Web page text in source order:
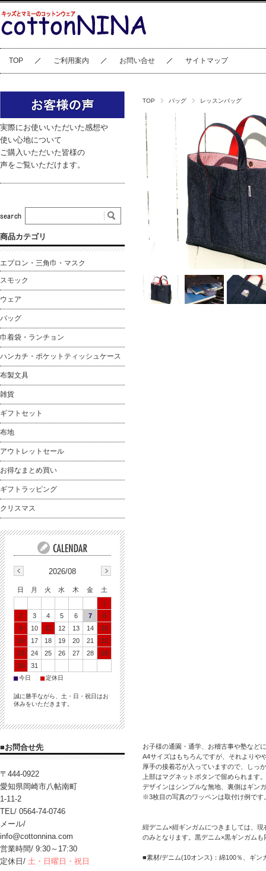
TOP ご利用案内 お問い合せ サイトマップ
TOP バッグ レッスンバッグ
お子様の通園・通学、お稽古事や塾など
A4サイズはもちろんですが、それよりや
厚手の接着芯が入っていますので、しっ
上部はマグネットボタンで留められます。
デザインはシンプルな無地、裏側はギン
※3枚目の写真のワッペンは取付け例で
紺デニム×紺ギンガムにつきましては、
のみとなります。黒デニム×黒ギンガムも
■素材/デニム(10オンス)：綿100％、ギン
実際にお使いいただいた感想や
使い心地について
ご購入いただいた皆様の
声をご覧いただけます。
商品カテゴリ
エプロン・三角巾・マスク
スモック
ウェア
バッグ
巾着袋・ランチョン
ハンカチ・ポケットティッシュケース
布製文具
雑貨
ギフトセット
布地
アウトレットセール
お得なまとめ買い
ギフトラッピング
クリスマス
2026/08
日 月 火 水 木 金
土
1
2
3 4 5 6 7
8
9
10 11 12 13 14
15
16
17 18 19 20 21
22
23
24 25 26 27 28
29
30
31
■今日 ■定休日
誠に勝手ながら、土・日・祝日はお
休みをいただきます。
■お問合せ先
〒444-0922
愛知県岡崎市八帖南町
1-11-2
TEL/ 0564-74-0746
メール/
info@cottonnina.com
営業時間/ 9:30～17:30
定休日/ 土・日曜日・祝日